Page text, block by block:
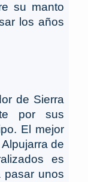
su manto
los años
de Sierra
por sus
El mejor
de
es
pasar unos